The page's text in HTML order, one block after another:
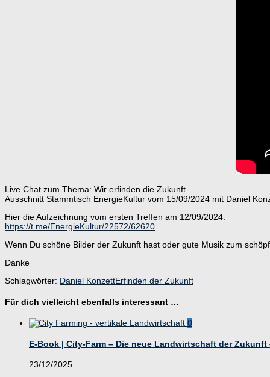
Live Chat zum Thema: Wir erfinden die Zukunft.
Ausschnitt Stammtisch EnergieKultur vom 15/09/2024 mit Daniel
Hier die Aufzeichnung vom ersten Treffen am 12/09/2024:
https://t.me/EnergieKultur/22572/62620
Wenn Du schöne Bilder der Zukunft hast oder gute Musik zum
Danke
Schlagwörter: Daniel KonzettErfinden der Zukunft
Für dich vielleicht ebenfalls interessant …
0
E-Book | City-Farm – Die neue Landwirtschaft der Zukunft
23/12/2025